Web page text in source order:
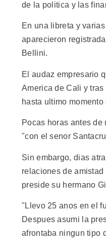
de la politica y las
En una libreta y
aparecieron
Bellini.
El audaz empresario
America de Cali y
hasta ultimo
Pocas horas antes
"con el senor
Sin embargo, dias
relaciones de
preside su hermano
"Llevo 25 anos en el
Despues asumi la
afrontaba ningun tipo